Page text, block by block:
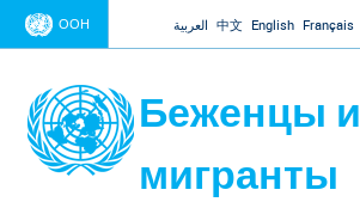
Jump to navigation
ООН العربية 中文 English Français
Беженцы и
мигранты